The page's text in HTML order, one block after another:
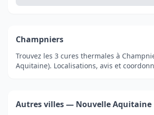
Champniers
Trouvez les 3 cures thermales à
Aquitaine). Localisations, avis et
Autres villes — Nouvelle Aquitaine